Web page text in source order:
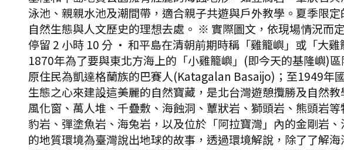
泳池、親親水池及潮間帶，適合親子共遊與戶外教學。夏季限
自然生態與人文歷史的理想去處。 ※ 實際圖文，依現場情況而定
停留 2 小時 10 分 · 和平島在清朝前期時稱「雞籠嶼」或「大
1870年為了要與東北方海上的「小雞籠嶼」(即今天的基隆嶼)
原住民為凱達格蘭族的巴賽人(Katagalan Basaijo)；至1949年
生態之心來建設這美麗的自然寶藏，是北台灣遊憩攬勝及自然
風化窗、萬人堆、千疊敷、海蝕洞、蕈狀岩、獅頭岩、熊頭岩
豹岩、彈塗魚岩、海兔岩，以及位於「阿拉寶灣」內的金剛岩
的地質環境為臺灣說出地球的故事，透過環境解說，除了了解